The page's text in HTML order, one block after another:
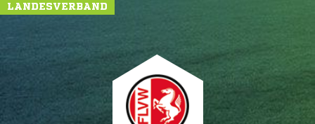
LANDESVERBAND